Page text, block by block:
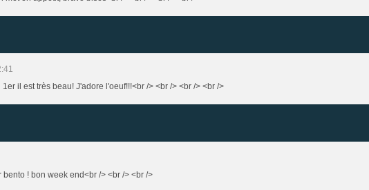
il est très beau! J'adore l'oeuf!!!<br /> <br /> <br /> <br />
! bon week end<br /> <br /> <br />